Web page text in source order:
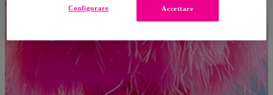
Accettare
Configurare